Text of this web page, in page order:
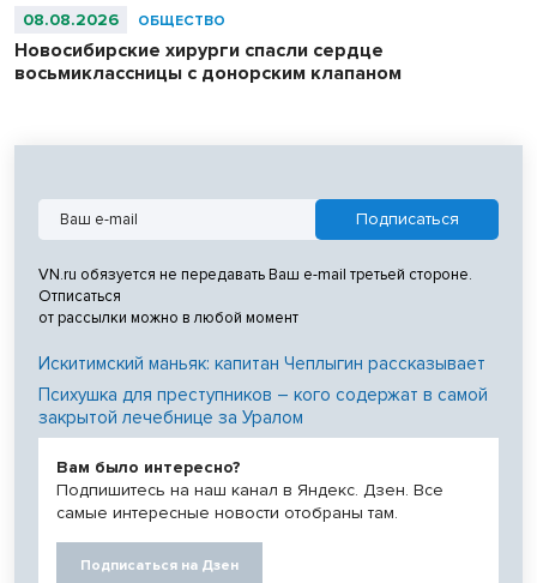
08.08.2026 ОБЩЕСТВО
Новосибирские хирурги спасли сердце
восьмиклассницы с донорским клапаном
VN.ru обязуется не передавать Ваш e-mail третьей стороне.
Отписаться
от рассылки можно в любой момент
Искитимский маньяк: капитан Чеплыгин рассказывает
Психушка для преступников – кого содержат в самой
закрытой лечебнице за Уралом
Вам было интересно?
Подпишитесь на наш канал в Яндекс. Дзен. Все
самые интересные новости отобраны там.
Подписаться на Дзен